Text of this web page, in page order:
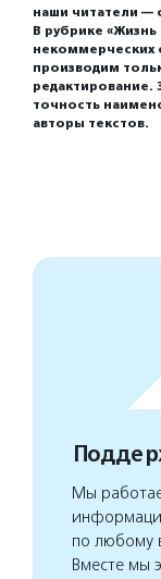
наши читатели —
В рубрике
некоммерческих
производим
редактирование.
точность
авторы текстов.
Мы
по любому
Вместе мы